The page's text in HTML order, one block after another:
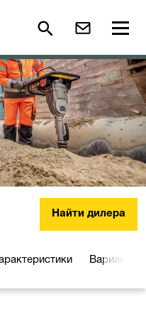
Найти дилера
Варианты